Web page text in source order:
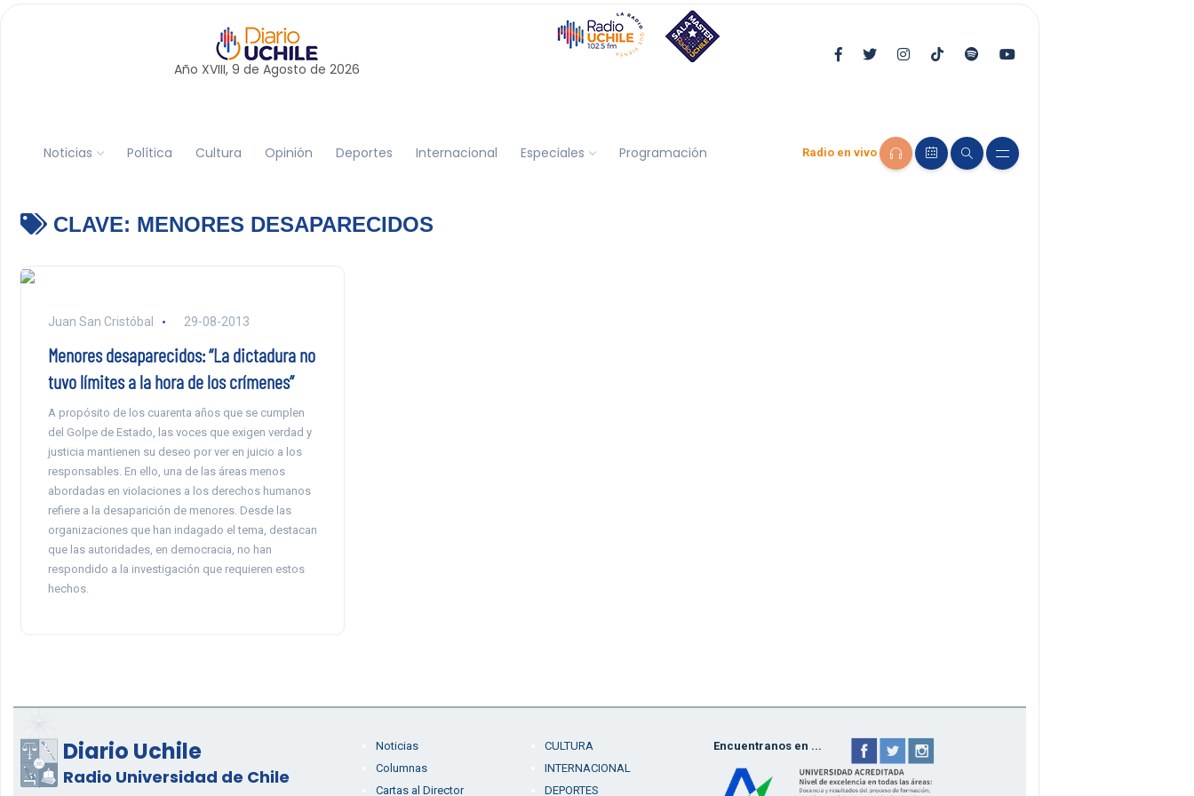
Año XVIII, 9 de Agosto de 2026
Noticias Política Cultura Opinión Deportes Internacional Especiales Programación Radio en vivo
CLAVE: MENORES DESAPARECIDOS
Juan San Cristóbal 29-08-2013
Menores desaparecidos: “La dictadura no
tuvo límites a la hora de los crímenes”
A propósito de los cuarenta años que se cumplen
del Golpe de Estado, las voces que exigen verdad y
justicia mantienen su deseo por ver en juicio a los
responsables. En ello, una de las áreas menos
abordadas en violaciones a los derechos humanos
refiere a la desaparición de menores. Desde las
organizaciones que han indagado el tema, destacan
que las autoridades, en democracia, no han
respondido a la investigación que requieren estos
hechos.
Diario Uchile
Radio Universidad de Chile
Noticias
Columnas
Cartas al Director
CULTURA
INTERNACIONAL
DEPORTES
Encuentranos en ...